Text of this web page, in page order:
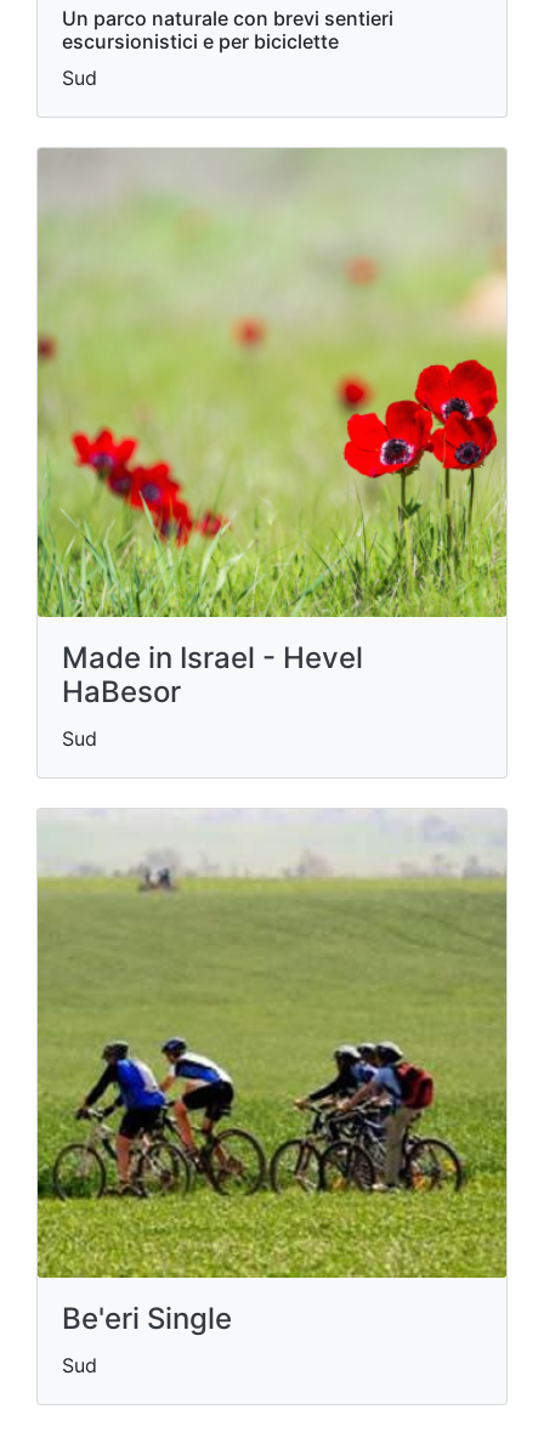
Un parco naturale con brevi sentieri
escursionistici e per biciclette
Sud
Made in Israel - Hevel
HaBesor
Sud
Be'eri Single
Sud